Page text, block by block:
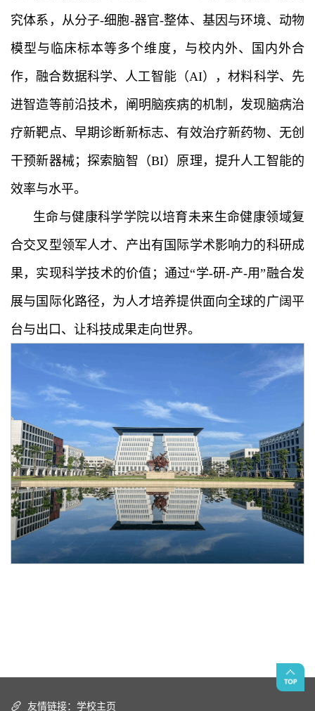
究体系，从分子-细胞-器官-整体、基因与环境、动物
模型与临床标本等多个维度，与校内外、国内外合
作，融合数据科学、人工智能（AI），材料科学、先
进智造等前沿技术，阐明脑疾病的机制，发现脑病治
疗新靶点、早期诊断新标志、有效治疗新药物、无创
干预新器械；探索脑智（BI）原理，提升人工智能的
效率与水平。
生命与健康科学学院以培育未来生命健康领域复
合交叉型领军人才、产出有国际学术影响力的科研成
果，实现科学技术的价值；通过“学-研-产-用”融合发
展与国际化路径，为人才培养提供面向全球的广阔平
台与出口、让科技成果走向世界。
友情链接： 学校主页